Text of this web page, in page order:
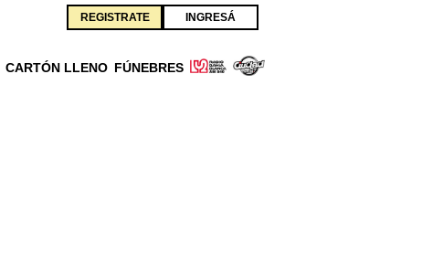
REGISTRATE INGRESÁ
CARTÓN LLENO FÚNEBRES